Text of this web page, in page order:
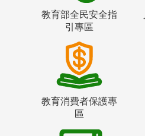
教育部全民安全指
引專區
教育消費者保護專
區